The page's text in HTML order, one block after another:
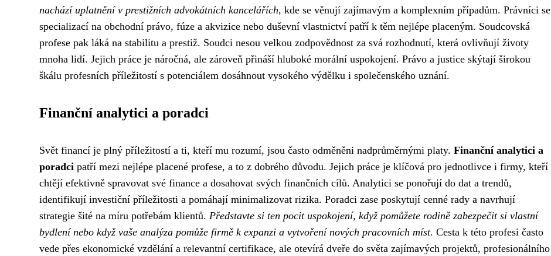
nachází uplatnění v prestižních advokátních kancelářích, kde se věnují zajímavým a komplexním případům. Právníci se
specializací na obchodní právo, fúze a akvizice nebo duševní vlastnictví patří k těm nejlépe placeným. Soudcovská
profese pak láká na stabilitu a prestiž. Soudci nesou velkou zodpovědnost za svá rozhodnutí, která ovlivňují životy
mnoha lidí. Jejich práce je náročná, ale zároveň přináší hluboké morální uspokojení. Právo a justice skýtají širokou
škálu profesních příležitostí s potenciálem dosáhnout vysokého výdělku i společenského uznání.
Finanční analytici a poradci
Svět financí je plný příležitostí a ti, kteří mu rozumí, jsou často odměněni nadprůměrnými platy. Finanční analytici a
poradci patří mezi nejlépe placené profese, a to z dobrého důvodu. Jejich práce je klíčová pro jednotlivce i firmy, kteří
chtějí efektivně spravovat své finance a dosahovat svých finančních cílů. Analytici se ponořují do dat a trendů,
identifikují investiční příležitosti a pomáhají minimalizovat rizika. Poradci zase poskytují cenné rady a navrhují
strategie šité na míru potřebám klientů. Představte si ten pocit uspokojení, když pomůžete rodině zabezpečit si vlastní
bydlení nebo když vaše analýza pomůže firmě k expanzi a vytvoření nových pracovních míst. Cesta k této profesi často
vede přes ekonomické vzdělání a relevantní certifikace, ale otevírá dveře do světa zajímavých projektů, profesionálního